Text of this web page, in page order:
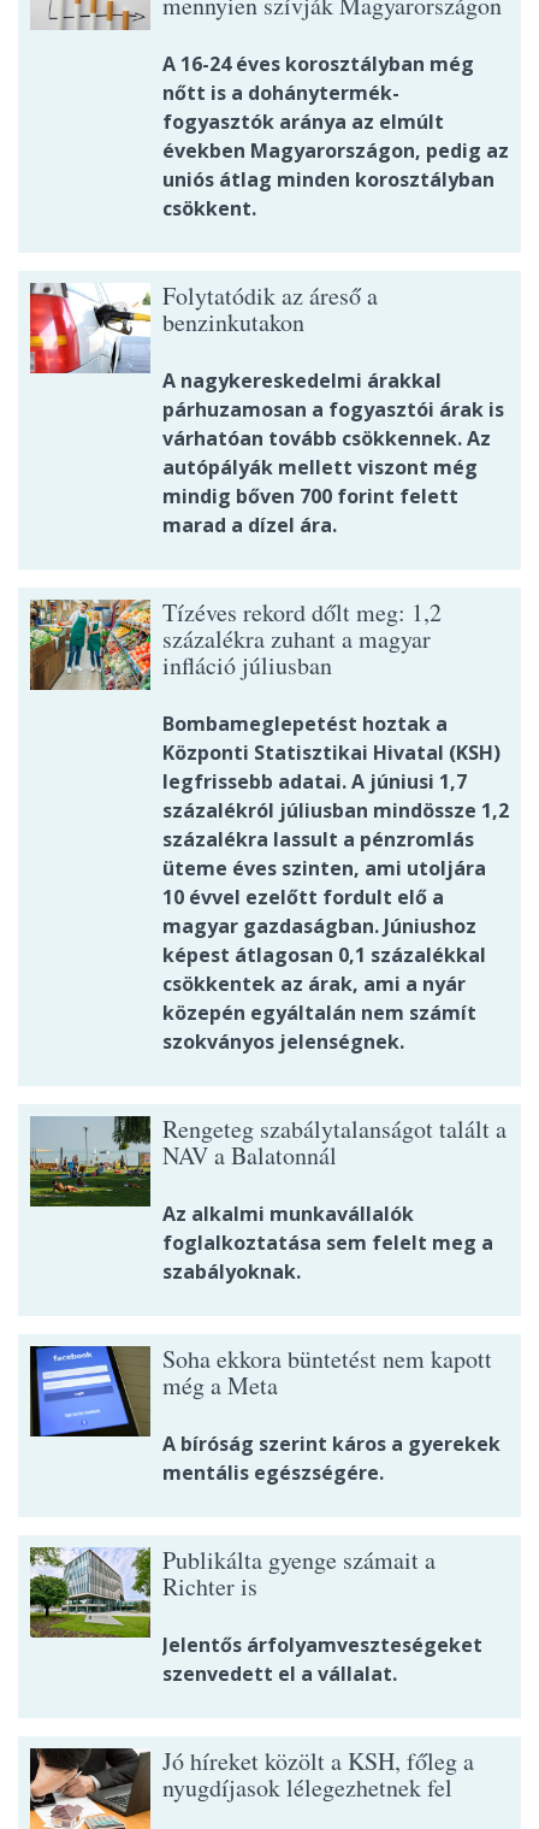
A 16-24 éves korosztályban még
nőtt is a dohánytermék-
fogyasztók aránya az elmúlt
években Magyarországon, pedig az
uniós átlag minden korosztályban
csökkent.
Folytatódik az áreső a
benzinkutakon
A nagykereskedelmi árakkal
párhuzamosan a fogyasztói árak is
várhatóan tovább csökkennek. Az
autópályák mellett viszont még
mindig bőven 700 forint felett
marad a dízel ára.
Tízéves rekord dőlt meg: 1,2
százalékra zuhant a magyar
infláció júliusban
Bombameglepetést hoztak a
Központi Statisztikai Hivatal (KSH)
legfrissebb adatai. A júniusi 1,7
százalékról júliusban mindössze 1,2
százalékra lassult a pénzromlás
üteme éves szinten, ami utoljára
10 évvel ezelőtt fordult elő a
magyar gazdaságban. Júniushoz
képest átlagosan 0,1 százalékkal
csökkentek az árak, ami a nyár
közepén egyáltalán nem számít
szokványos jelenségnek.
Rengeteg szabálytalanságot talált a
NAV a Balatonnál
Az alkalmi munkavállalók
foglalkoztatása sem felelt meg a
szabályoknak.
Soha ekkora büntetést nem kapott
még a Meta
A bíróság szerint káros a gyerekek
mentális egészségére.
Publikálta gyenge számait a
Richter is
Jelentős árfolyamveszteségeket
szenvedett el a vállalat.
Jó híreket közölt a KSH, főleg a
nyugdíjasok lélegezhetnek fel